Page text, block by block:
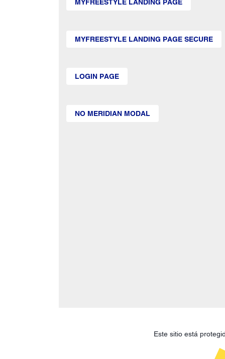
MYFREESTYLE LANDING PAGE
MYFREESTYLE LANDING PAGE SECURE
LOGIN PAGE
NO MERIDIAN MODAL
Este sitio está